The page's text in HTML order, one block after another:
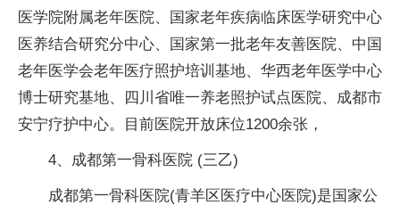
医学院附属老年医院、国家老年疾病临床医学研究中心
医养结合研究分中心、国家第一批老年友善医院、中国
老年医学会老年医疗照护培训基地、华西老年医学中心
博士研究基地、四川省唯一养老照护试点医院、成都市
安宁疗护中心。目前医院开放床位1200余张，
4、成都第一骨科医院 (三乙)
成都第一骨科医院(青羊区医疗中心医院)是国家公